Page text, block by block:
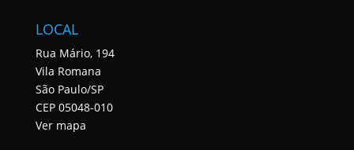
LOCAL
Rua Mário, 194
Vila Romana
São Paulo/SP
CEP 05048-010
Ver mapa